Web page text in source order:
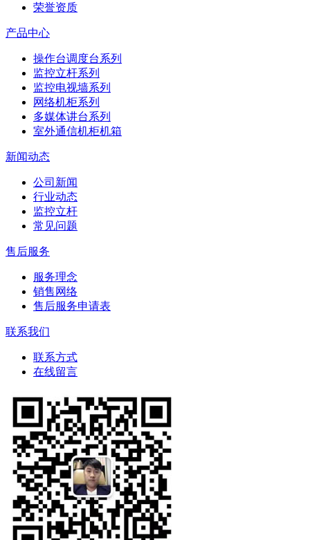
荣誉资质
产品中心
操作台调度台系列
监控立杆系列
监控电视墙系列
网络机柜系列
多媒体讲台系列
室外通信机柜机箱
新闻动态
公司新闻
行业动态
监控立杆
常见问题
售后服务
服务理念
销售网络
售后服务申请表
联系我们
联系方式
在线留言